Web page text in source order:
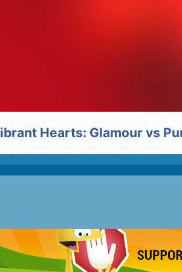
Vibrant Hearts: Glamour vs